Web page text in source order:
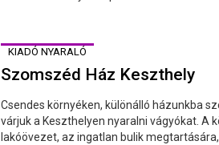
KIADÓ NYARALÓ
Szomszéd Ház Keszthely
Csendes környéken, különálló házunkba
várjuk a Keszthelyen nyaralni vágyókat. A
lakóövezet, az ingatlan bulik